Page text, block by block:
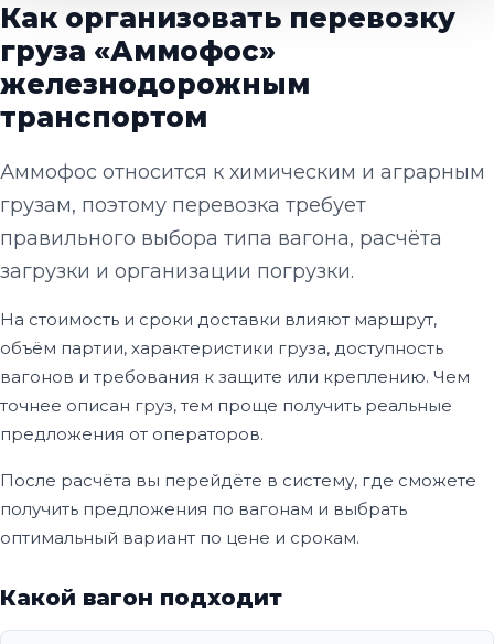
Как организовать перевозку
груза «Аммофос»
железнодорожным
транспортом
Аммофос относится к химическим и аграрным
грузам, поэтому перевозка требует
правильного выбора типа вагона, расчёта
загрузки и организации погрузки.
На стоимость и сроки доставки влияют маршрут,
объём партии, характеристики груза, доступность
вагонов и требования к защите или креплению. Чем
точнее описан груз, тем проще получить реальные
предложения от операторов.
После расчёта вы перейдёте в систему, где сможете
получить предложения по вагонам и выбрать
оптимальный вариант по цене и срокам.
Какой вагон подходит